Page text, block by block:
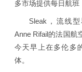
多市场提供每日航班
Sleak，流线
Anne Rifail的法国航
今天早上在多伦多
体。